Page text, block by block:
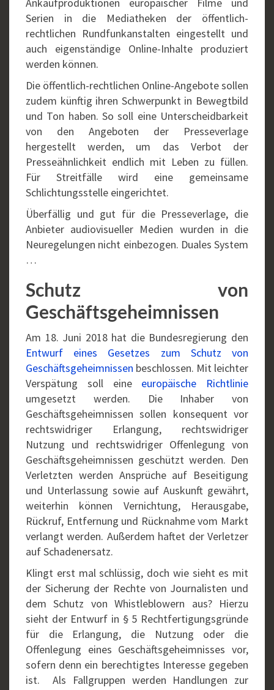
Serien in die Mediatheken der öffentlich-
rechtlichen Rundfunkanstalten eingestellt und
auch eigenständige Online-Inhalte produziert
werden können.
Die öffentlich-rechtlichen Online-Angebote sollen
zudem künftig ihren Schwerpunkt in Bewegtbild
und Ton haben. So soll eine Unterscheidbarkeit
von den Angeboten der Presseverlage
hergestellt werden, um das Verbot der
Presseähnlichkeit endlich mit Leben zu füllen.
Für Streitfälle wird eine gemeinsame
Schlichtungsstelle eingerichtet.
Überfällig und gut für die Presseverlage, die
Anbieter audiovisueller Medien wurden in die
Neuregelungen nicht einbezogen. Duales System
…
Schutz von
Geschäftsgeheimnissen
Am 18. Juni 2018 hat die Bundesregierung den
Entwurf eines Gesetzes zum Schutz von
Geschäftsgeheimnissen beschlossen. Mit leichter
Verspätung soll eine europäische Richtlinie
umgesetzt werden. Die Inhaber von
Geschäftsgeheimnissen sollen konsequent vor
rechtswidriger Erlangung, rechtswidriger
Nutzung und rechtswidriger Offenlegung von
Geschäftsgeheimnissen geschützt werden. Den
Verletzten werden Ansprüche auf Beseitigung
und Unterlassung sowie auf Auskunft gewährt,
weiterhin können Vernichtung, Herausgabe,
Rückruf, Entfernung und Rücknahme vom Markt
verlangt werden. Außerdem haftet der Verletzer
auf Schadenersatz.
Klingt erst mal schlüssig, doch wie sieht es mit
der Sicherung der Rechte von Journalisten und
dem Schutz von Whistleblowern aus? Hierzu
sieht der Entwurf in § 5 Rechtfertigungsgründe
für die Erlangung, die Nutzung oder die
Offenlegung eines Geschäftsgeheimnisses vor,
sofern denn ein berechtigtes Interesse gegeben
ist. Als Fallgruppen werden Handlungen zur